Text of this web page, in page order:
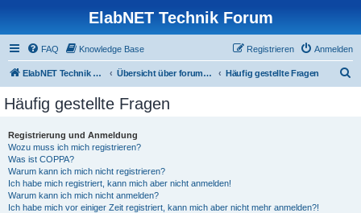
ElabNET Technik Forum
FAQ Knowledge Base Anmelden
Registrieren
ElabNET Technik Forum Übersicht über forum.timberwolf.io Häufig gestellte Fragen
Häufig gestellte Fragen
Registrierung und Anmeldung
Wozu muss ich mich registrieren?
Was ist COPPA?
Warum kann ich mich nicht registrieren?
Ich habe mich registriert, kann mich aber nicht anmelden!
Warum kann ich mich nicht anmelden?
Ich habe mich vor einiger Zeit registriert, kann mich aber nicht mehr anmelden?!